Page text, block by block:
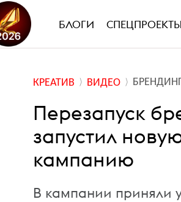
БЛОГИ СПЕЦПРОЕКТЫ
КРЕАТИВ ВИДЕО
Перезапуск
запустил
кампанию
В кампании приняли